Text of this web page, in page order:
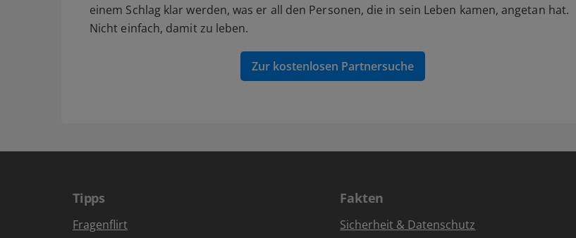
einem Schlag klar werden, was er all den Personen, die in sein Leben kamen, angetan hat.
Nicht einfach, damit zu leben.
Zur kostenlosen Partnersuche
Tipps
Fragenflirt
Fakten
Sicherheit & Datenschutz